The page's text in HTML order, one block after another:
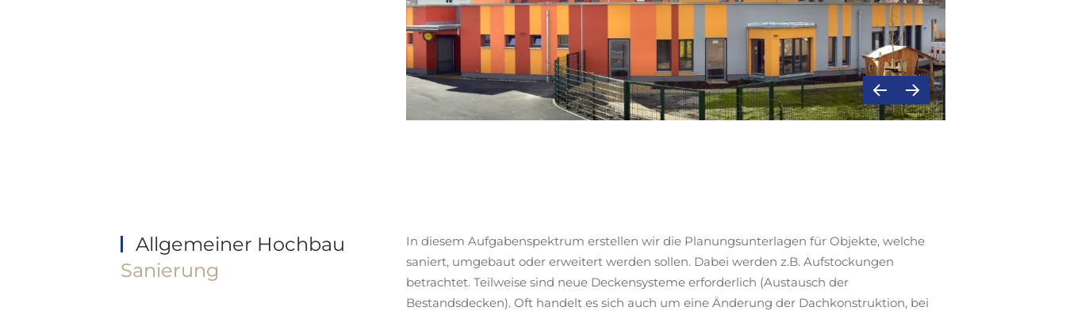
Allgemeiner Hochbau
Sanierung
In diesem Aufgabenspektrum erstellen wir die Planungsunterlagen für Objekte, welche
saniert, umgebaut oder erweitert werden sollen. Dabei werden z.B. Aufstockungen
betrachtet. Teilweise sind neue Deckensysteme erforderlich (Austausch der
Bestandsdecken). Oft handelt es sich auch um eine Änderung der Dachkonstruktion, bei